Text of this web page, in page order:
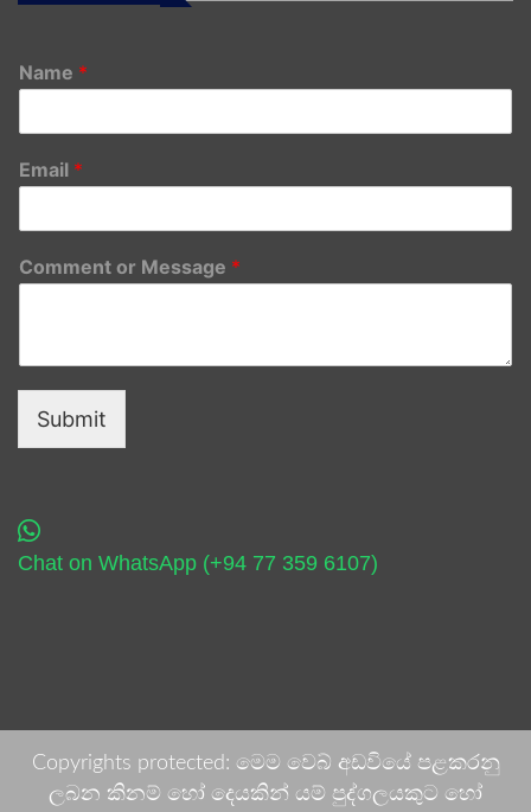
Name *
Email *
Comment or Message *
Submit
Chat on WhatsApp (+94 77 359 6107)
Copyrights protected: මෙම වෙබ් අඩවියේ පළකරනු
ලබන කිනම් හෝ දෙයකින් යම් පුද්ගලයකුට හෝ